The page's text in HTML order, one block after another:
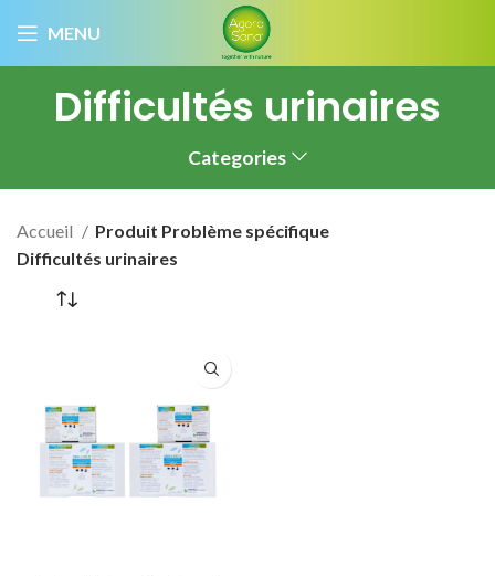
MENU
Difficultés urinaires
Categories
Accueil
Produit Problème spécifique
Difficultés urinaires